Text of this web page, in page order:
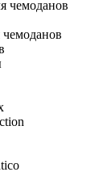
чемоданов
чемоданов